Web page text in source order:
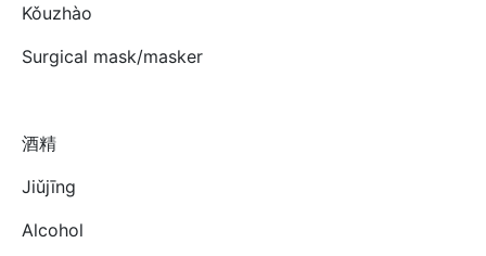
Kǒuzhào
Surgical mask/masker
酒精
Jiǔjīng
Alcohol